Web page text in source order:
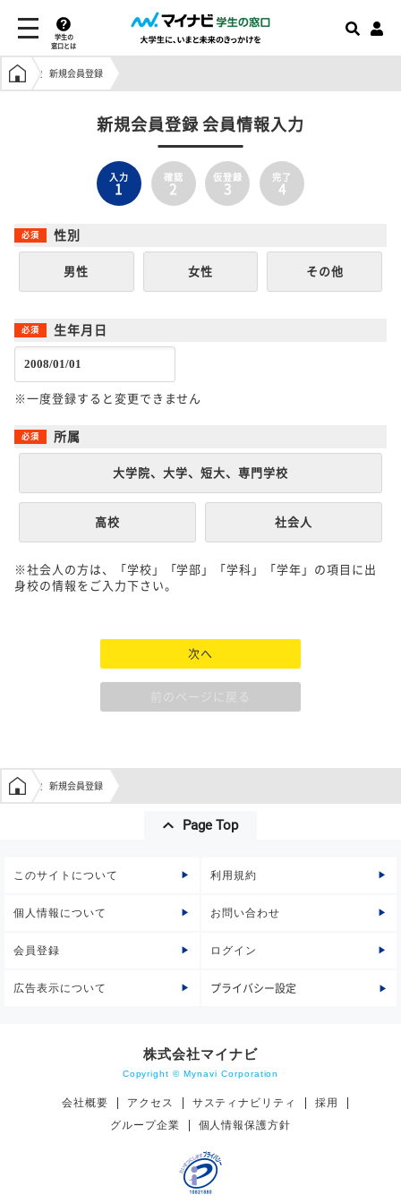
学生の
窓口とは
学生の窓口トップ
新規会員登録
新規会員登録 会員情報入力
入力
1
確認
2
仮登録
3
完了
4
性別
男性 女性 その他
生年月日
※一度登録すると変更できません
所属
大学院、大学、短大、専門学校
高校 社会人
※社会人の方は、「学校」「学部」「学科」「学年」の項目に出
身校の情報をご入力下さい。
次へ
前のページに戻る
学生の窓口トップ
新規会員登録
Page Top
このサイトについて 利用規約
個人情報について お問い合わせ
会員登録 ログイン
広告表示について プライバシー設定
株式会社マイナビ
Copyright © Mynavi Corporation
会社概要 アクセス サスティナビリティ
採用
グループ企業
個人情報保護方針